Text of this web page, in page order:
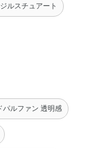
ルスチュアート
パルファン 透明感